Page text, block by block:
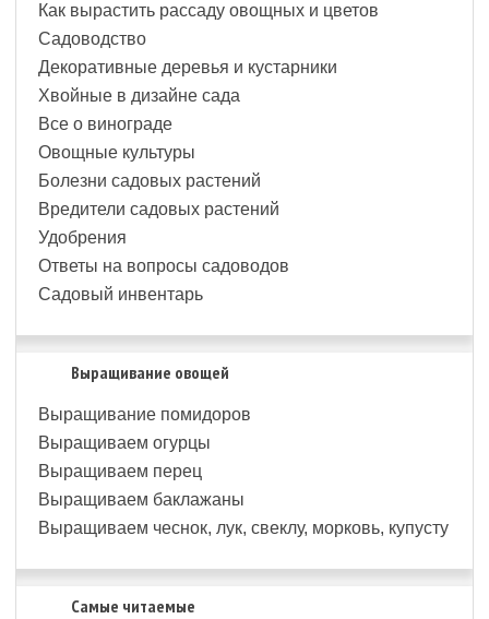
Как вырастить рассаду овощных и цветов
Садоводство
Декоративные деревья и кустарники
Хвойные в дизайне сада
Все о винограде
Овощные культуры
Болезни садовых растений
Вредители садовых растений
Удобрения
Ответы на вопросы садоводов
Садовый инвентарь
Выращивание овощей
Выращивание помидоров
Выращиваем огурцы
Выращиваем перец
Выращиваем баклажаны
Выращиваем чеснок, лук, свеклу, морковь, купусту
Самые читаемые